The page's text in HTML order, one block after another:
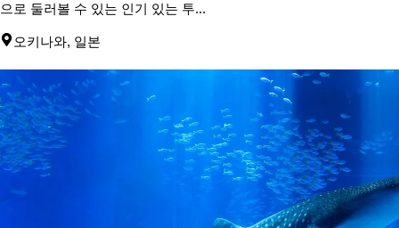
으로 둘러볼 수 있는 인기 있는 투...
오키나와, 일본